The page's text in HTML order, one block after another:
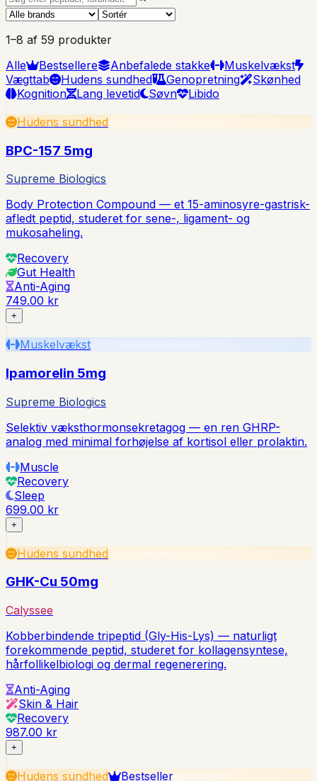
1–8 af 59 produkter
Alle
Bestsellere Anbefalede stakke
Muskelvækst
Vægttab
Hudens sundhed Genopretning
Skønhed
Kognition
Lang levetid Søvn
Libido
Hudens sundhed
BPC-157 5mg
Supreme Biologics
Body Protection Compound — et 15-aminosyre-gastrisk-
afledt peptid, studeret for sene-, ligament- og
mukosaheling.
Recovery
Gut Health
Anti-Aging
749.00 kr
+
Muskelvækst
Ipamorelin 5mg
Supreme Biologics
Selektiv væksthormonsekretagog — en ren GHRP-
analog med minimal forhøjelse af kortisol eller prolaktin.
Muscle
Recovery
Sleep
699.00 kr
+
Hudens sundhed
GHK-Cu 50mg
Calyssee
Kobberbindende tripeptid (Gly-His-Lys) — naturligt
forekommende peptid, studeret for kollagensyntese,
hårfollikelbiologi og dermal regenerering.
Anti-Aging
Skin & Hair
Recovery
987.00 kr
+
Hudens sundhed Bestseller